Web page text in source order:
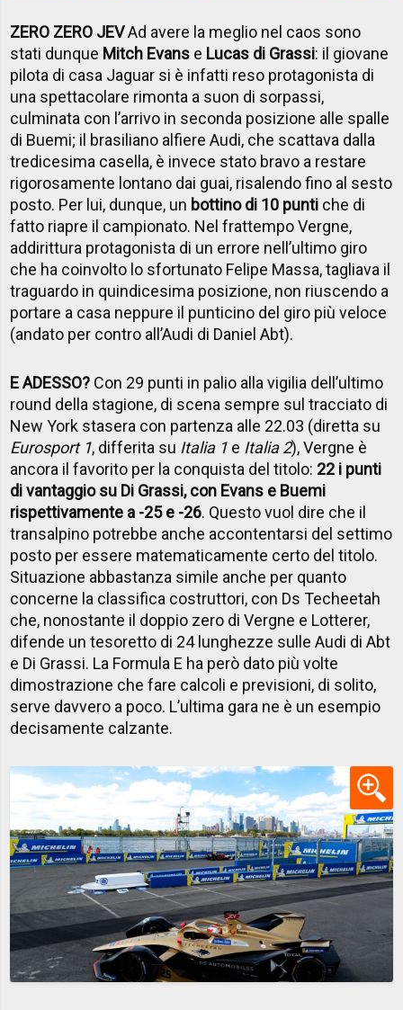
ZERO ZERO JEVAd avere la meglio nel caos sono
stati dunque Mitch Evans e Lucas di Grassi: il giovane
pilota di casa Jaguar si è infatti reso protagonista di
una spettacolare rimonta a suon di sorpassi,
culminata con l’arrivo in seconda posizione alle spalle
di Buemi; il brasiliano alfiere Audi, che scattava dalla
tredicesima casella, è invece stato bravo a restare
rigorosamente lontano dai guai, risalendo fino al sesto
posto. Per lui, dunque, un bottino di 10 punti che di
fatto riapre il campionato. Nel frattempo Vergne,
addirittura protagonista di un errore nell’ultimo giro
che ha coinvolto lo sfortunato Felipe Massa, tagliava il
traguardo in quindicesima posizione, non riuscendo a
portare a casa neppure il punticino del giro più veloce
(andato per contro all’Audi di Daniel Abt).
E ADESSO? Con 29 punti in palio alla vigilia dell’ultimo
round della stagione, di scena sempre sul tracciato di
New York stasera con partenza alle 22.03 (diretta su
Eurosport 1, differita su Italia 1 e Italia 2), Vergne è
ancora il favorito per la conquista del titolo: 22 i punti
di vantaggio su Di Grassi, con Evans e Buemi
rispettivamente a -25 e -26. Questo vuol dire che il
transalpino potrebbe anche accontentarsi del settimo
posto per essere matematicamente certo del titolo.
Situazione abbastanza simile anche per quanto
concerne la classifica costruttori, con Ds Techeetah
che, nonostante il doppio zero di Vergne e Lotterer,
difende un tesoretto di 24 lunghezze sulle Audi di Abt
e Di Grassi. La Formula E ha però dato più volte
dimostrazione che fare calcoli e previsioni, di solito,
serve davvero a poco. L’ultima gara ne è un esempio
decisamente calzante.